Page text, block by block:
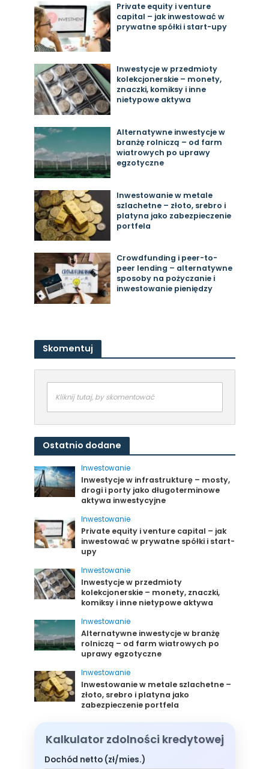
Private equity i venture
capital – jak inwestować w
prywatne spółki i start-upy
Inwestycje w przedmioty
kolekcjonerskie – monety,
znaczki, komiksy i inne
nietypowe aktywa
Alternatywne inwestycje w
branżę rolniczą – od farm
wiatrowych po uprawy
egzotyczne
Inwestowanie w metale
szlachetne – złoto, srebro i
platyna jako zabezpieczenie
portfela
Crowdfunding i peer-to-
peer lending – alternatywne
sposoby na pożyczanie i
inwestowanie pieniędzy
Skomentuj
Kliknij tutaj, by skomentować
Ostatnio dodane
Inwestowanie
Inwestycje w infrastrukturę – mosty,
drogi i porty jako długoterminowe
aktywa inwestycyjne
Inwestowanie
Private equity i venture capital – jak
inwestować w prywatne spółki i start-
upy
Inwestowanie
Inwestycje w przedmioty
kolekcjonerskie – monety, znaczki,
komiksy i inne nietypowe aktywa
Inwestowanie
Alternatywne inwestycje w branżę
rolniczą – od farm wiatrowych po
uprawy egzotyczne
Inwestowanie
Inwestowanie w metale szlachetne –
złoto, srebro i platyna jako
zabezpieczenie portfela
Kalkulator zdolności kredytowej
Dochód netto (zł/mies.)